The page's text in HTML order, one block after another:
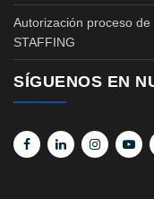
Autorización proceso
STAFFING
SÍGUENOS EN